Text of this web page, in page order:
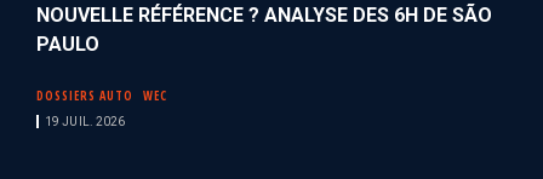
NOUVELLE RÉFÉRENCE ? ANALYSE DES 6H DE SÃO
PAULO
DOSSIERS AUTO WEC
19 JUIL. 2026